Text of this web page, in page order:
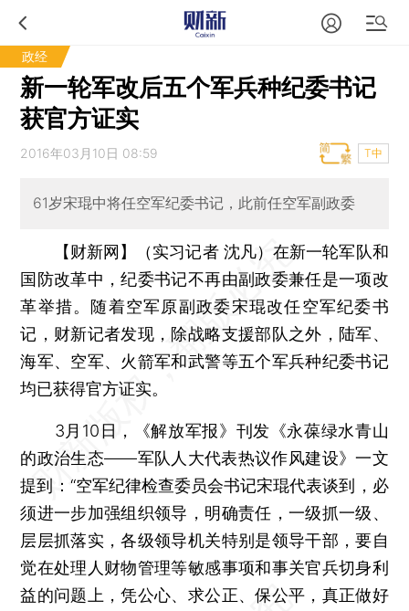
政经
新一轮军改后五个军兵种纪委书记
获官方证实
2016年03月10日 08:59 T中
61岁宋琨中将任空军纪委书记，此前任空军副政委
【财新网】（实习记者 沈凡）在新一轮军队和
国防改革中，纪委书记不再由副政委兼任是一项改
革举措。随着空军原副政委宋琨改任空军纪委书
记，财新记者发现，除战略支援部队之外，陆军、
海军、空军、火箭军和武警等五个军兵种纪委书记
均已获得官方证实。
3月10日，《解放军报》刊发《永葆绿水青山
的政治生态——军队人大代表热议作风建设》一文
提到：“空军纪律检查委员会书记宋琨代表谈到，必
须进一步加强组织领导，明确责任，一级抓一级、
层层抓落实，各级领导机关特别是领导干部，要自
觉在处理人财物管理等敏感事项和事关官兵切身利
益的问题上，凭公心、求公正、保公平，真正做好